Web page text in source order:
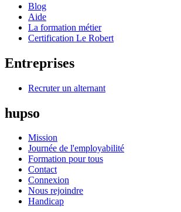
Blog
Aide
La formation métier
Certification Le Robert
Entreprises
Recruter un alternant
hupso
Mission
Journée de l'employabilité
Formation pour tous
Contact
Connexion
Nous rejoindre
Handicap